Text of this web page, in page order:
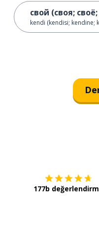
свой (своя;
kendi (kendisi; kendine;
177b